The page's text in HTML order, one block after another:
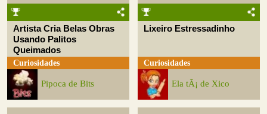
Artista Cria Belas Obras
Usando Palitos
Queimados
Curiosidades
Pipoca de Bits
Lixeiro Estressadinho
Curiosidades
Ela tÃ¡ de Xico